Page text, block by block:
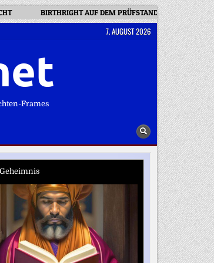
BIRTHRIGHT AUF DEM PRÜFSTAND: WER WIRD US-
7. AUGUST 2026
Frames